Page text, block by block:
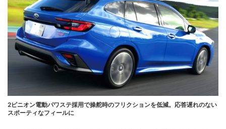
2ピニオン電動パワステ採用で操舵時のフリクションを低減。応答遅れのない
スポーティなフィールに